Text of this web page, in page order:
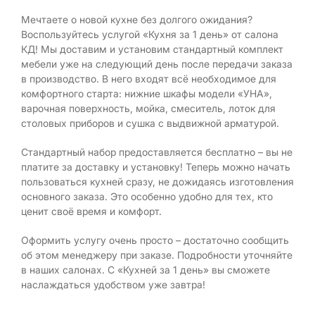
Мечтаете о новой кухне без долгого ожидания?
Воспользуйтесь услугой «Кухня за 1 день» от салона
КД! Мы доставим и установим стандартный комплект
мебели уже на следующий день после передачи заказа
в производство. В него входят всё необходимое для
комфортного старта: нижние шкафы модели «УНА»,
варочная поверхность, мойка, смеситель, лоток для
столовых приборов и сушка с выдвижной арматурой.
Стандартный набор предоставляется бесплатно – вы не
платите за доставку и установку! Теперь можно начать
пользоваться кухней сразу, не дожидаясь изготовления
основного заказа. Это особенно удобно для тех, кто
ценит своё время и комфорт.
Оформить услугу очень просто – достаточно сообщить
об этом менеджеру при заказе. Подробности уточняйте
в наших салонах. С «Кухней за 1 день» вы сможете
наслаждаться удобством уже завтра!